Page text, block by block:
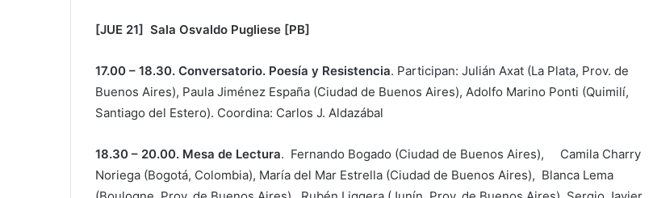
[JUE 21] Sala Osvaldo Pugliese [PB]
17.00 – 18.30. Conversatorio. Poesía y Resistencia. Participan: Julián Axat (La Plata, Prov. de
Buenos Aires), Paula Jiménez España (Ciudad de Buenos Aires), Adolfo Marino Ponti (Quimilí,
Santiago del Estero). Coordina: Carlos J. Aldazábal
18.30 – 20.00. Mesa de Lectura. Fernando Bogado (Ciudad de Buenos Aires), Camila Charry
Noriega (Bogotá, Colombia), María del Mar Estrella (Ciudad de Buenos Aires), Blanca Lema